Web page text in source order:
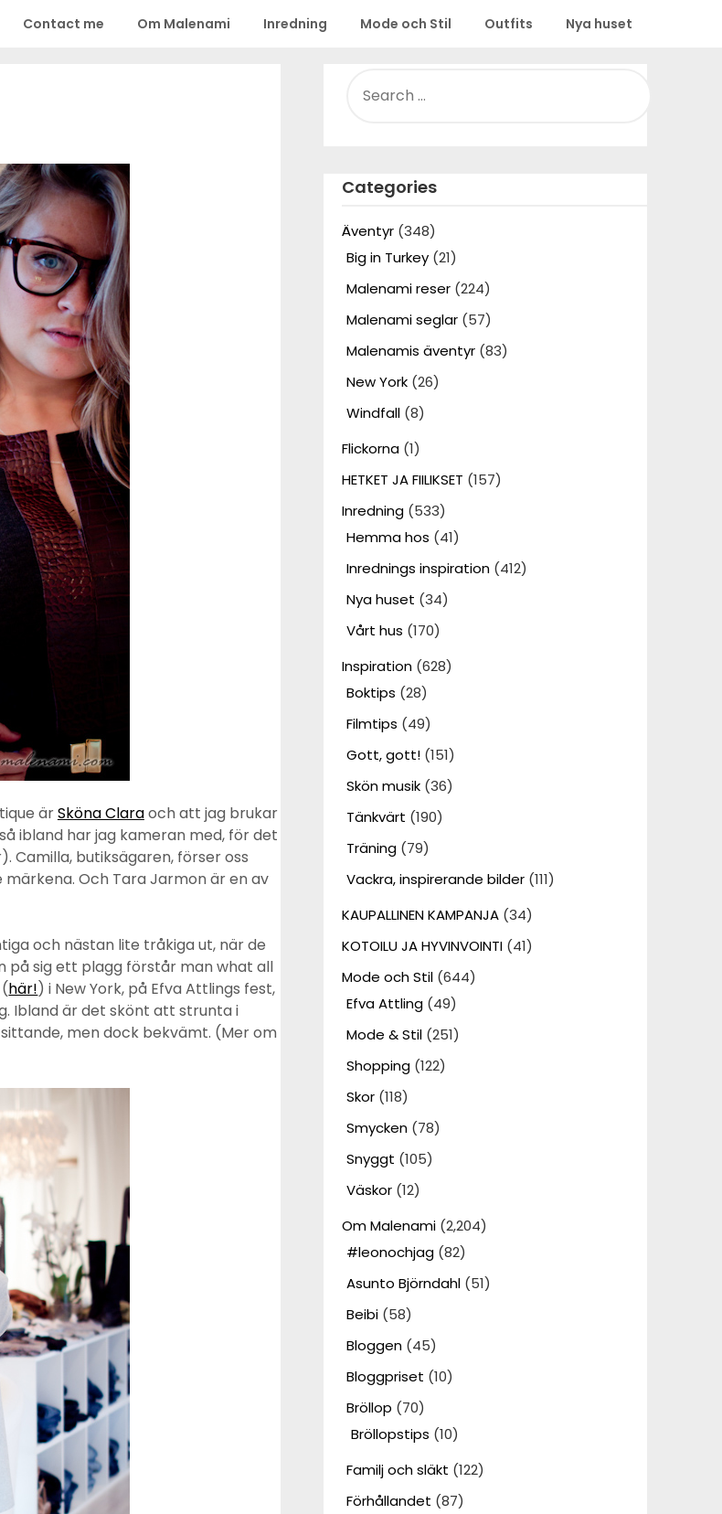
Contact me Om Malenami Inredning Mode och Stil Outfits Nya huset
ärSköna Claraoch att jag brukar
ibland har jag kameran med, för det
butiksägaren, förser oss
Och Tara Jarmon är en av
och nästan lite tråkiga ut, när de
på sig ett plagg förstår man what all
här!) i New York, på Efva Attlings fest,
Ibland är det skönt att strunta i
men dock bekvämt. (Mer om
FOR:
Categories
Äventyr(348)
Big in Turkey(21)
Malenami reser(224)
Malenami seglar(57)
Malenamis äventyr(83)
New York(26)
Windfall(8)
Flickorna(1)
HETKET JA FIILIKSET (157)
Inredning(533)
Hemma hos (41)
Inrednings inspiration(412)
Nya huset (34)
Vårt hus (170)
Inspiration(628)
Boktips (28)
Filmtips (49)
Gott, gott!(151)
Skön musik(36)
Tänkvärt (190)
Träning(79)
Vackra, inspirerande bilder(111)
KAUPALLINEN KAMPANJA(34)
KOTOILU JA HYVINVOINTI(41)
Mode och Stil(644)
Efva Attling(49)
Mode & Stil(251)
Shopping(122)
Skor(118)
Smycken(78)
Snyggt (105)
Väskor(12)
Om Malenami(2,204)
#leonochjag(82)
Asunto Björndahl(51)
Beibi(58)
Bloggen(45)
Bloggpriset (10)
Bröllop (70)
Bröllopstips (10)
Familj och släkt (122)
Förhållandet (87)